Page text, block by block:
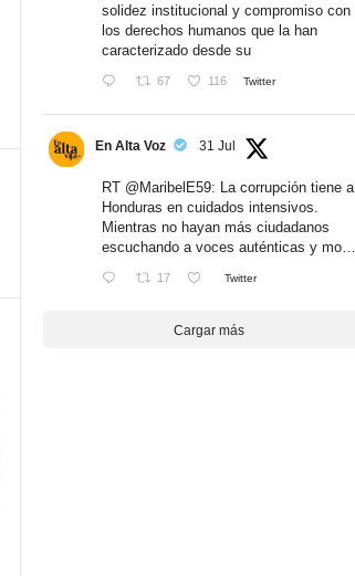
solidez institucional y compromiso con
los derechos humanos que la han
caracterizado desde su
67 116 Twitter
En Alta Voz 31 Jul
RT @MaribelE59: La corrupción tiene a
Honduras en cuidados intensivos.
Mientras no hayan más ciudadanos
escuchando a voces auténticas y mo…
17 Twitter
Cargar más